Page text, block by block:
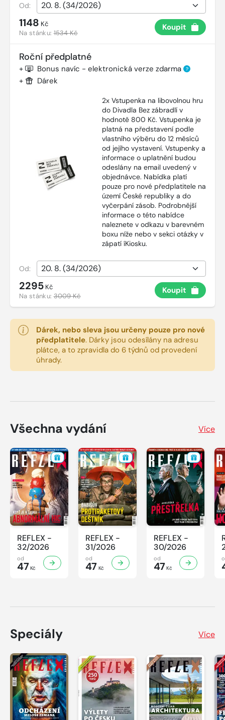
Od:
1148 Kč
Na stánku:1534 Kč
Koupit
Roční předplatné
+ Bonus navíc - elektronická verze zdarma ?
+ Dárek
2x Vstupenka na libovolnou hru
do Divadla Bez zábradlí v
hodnotě 800 Kč. Vstupenka je
platná na představení podle
vlastního výběru do 12 měsíců
od jejího vystavení. Vstupenky a
informace o uplatnění budou
odeslány na email uvedený v
objednávce. Nabídka platí
pouze pro nové předplatitele na
území České republiky a do
vyčerpání zásob. Podrobnější
informace o této nabídce
naleznete v odkazu v barevném
boxu níže nebo v sekci otázky v
zápatí íKiosku.
Od:
2295 Kč
Na stánku:3009 Kč
Koupit
Dárek, nebo sleva jsou určeny pouze pro nové
předplatitele. Dárky jsou odesílány na adresu
plátce, a to zpravidla do 6 týdnů od provedení
úhrady.
Všechna vydání Více
REFLEX -
32/2026
od
47 Kč
REFLEX -
31/2026
od
47 Kč
REFLEX -
30/2026
od
47Kč
Speciály Více